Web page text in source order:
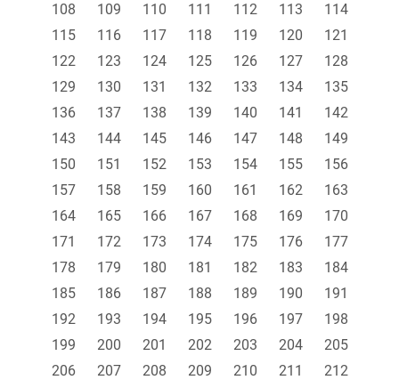
108
109 110 111 112 113
114
115
116 117 118 119 120
121
122
123 124 125 126 127
128
129
130 131 132 133 134
135
136
137 138 139 140 141
142
143
144 145 146 147 148
149
150
151 152 153 154 155
156
157
158 159 160 161 162
163
164
165 166 167 168 169
170
171
172 173 174 175 176
177
178
179 180 181 182 183
184
185
186 187 188 189 190
191
192
193 194 195 196 197
198
199
200 201 202 203 204
205
206
207 208 209 210 211
212